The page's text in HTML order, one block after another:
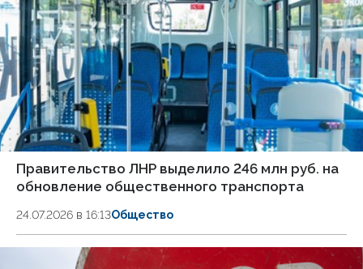
Правительство ЛНР выделило 246 млн руб. на
обновление общественного транспорта
24.07.2026 в 16:13Общество